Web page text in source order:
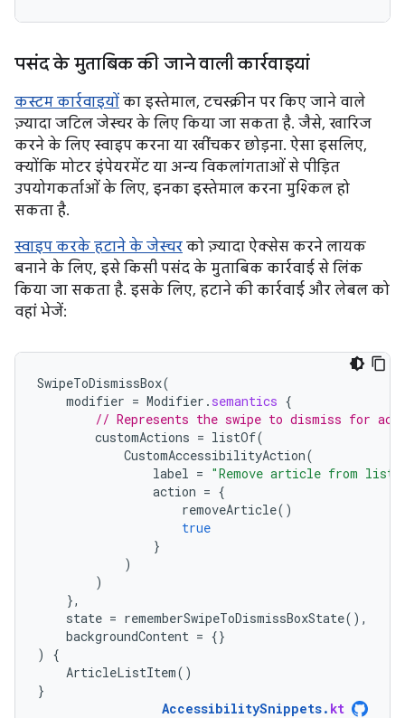
पसंद के मुताबिक की जाने वाली कार्रवाइयां
कस्टम कार्रवाइयों का इस्तेमाल, टचस्क्रीन पर किए जाने वाले
ज़्यादा जटिल जेस्चर के लिए किया जा सकता है. जैसे, खारिज
करने के लिए स्वाइप करना या खींचकर छोड़ना. ऐसा इसलिए,
क्योंकि मोटर इंपेयरमेंट या अन्य विकलांगताओं से पीड़ित
उपयोगकर्ताओं के लिए, इनका इस्तेमाल करना मुश्किल हो
सकता है.
स्‍वाइप करके हटाने के जेस्चर को ज़्यादा ऐक्सेस करने लायक
बनाने के लिए, इसे किसी पसंद के मुताबिक कार्रवाई से लिंक
किया जा सकता है. इसके लिए, हटाने की कार्रवाई और लेबल को
वहां भेजें:
SwipeToDismissBox(
modifier = Modifier . semantics {
// Represents the swipe to dismiss for
customActions = listOf(
CustomAccessibilityAction(
label = "Remove article from list"
action = {
removeArticle()
true
}
)
)
},
state = rememberSwipeToDismissBoxState(),
backgroundContent = {}
)
{
ArticleListItem()
}
AccessibilitySnippets. kt